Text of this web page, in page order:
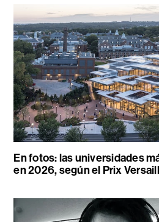
En fotos: las universidades
en 2026, según el Prix